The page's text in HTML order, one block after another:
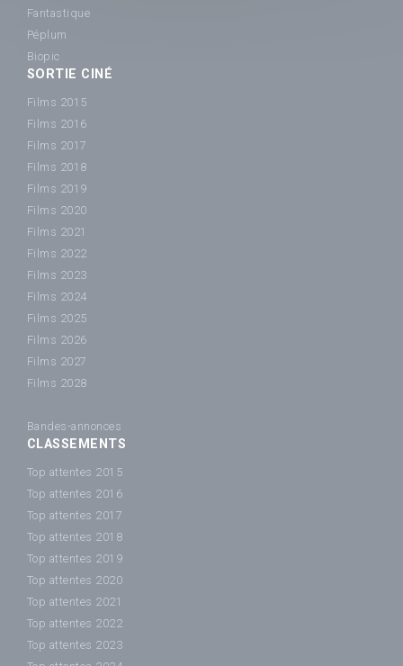
Fantastique
Péplum
Biopic
SORTIE CINÉ
Films 2015
Films 2016
Films 2017
Films 2018
Films 2019
Films 2020
Films 2021
Films 2022
Films 2023
Films 2024
Films 2025
Films 2026
Films 2027
Films 2028
Bandes-annonces
CLASSEMENTS
Top attentes 2015
Top attentes 2016
Top attentes 2017
Top attentes 2018
Top attentes 2019
Top attentes 2020
Top attentes 2021
Top attentes 2022
Top attentes 2023